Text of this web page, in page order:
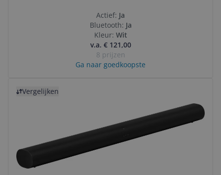
Actief: Ja
Bluetooth: Ja
Kleur: Wit
v.a. € 121,00
8 prijzen
Ga naar goedkoopste
Vergelijken